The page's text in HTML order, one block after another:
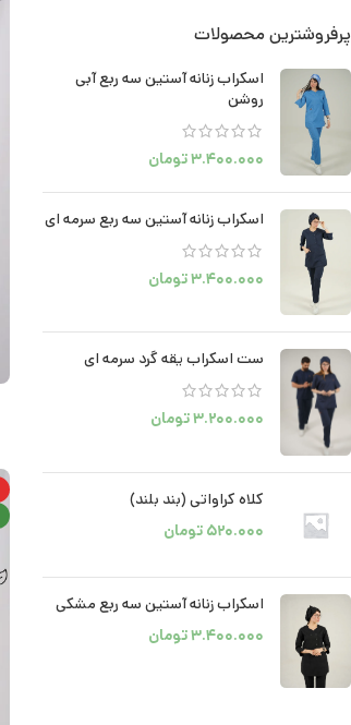
پرفروشترین محصولات
اسکراب زنانه آستین سه ربع آبی
روشن
۳.۴۰۰.۰۰۰تومان
اسکراب زنانه آستین سه ربع سرمه ای
۳.۴۰۰.۰۰۰تومان
ست اسکراب یقه گرد سرمه ای
۳.۲۰۰.۰۰۰تومان
کلاه کراواتی (بند بلند)
۵۲۰.۰۰۰ تومان
اسکراب زنانه آستین سه ربع مشکی
۳.۴۰۰.۰۰۰تومان